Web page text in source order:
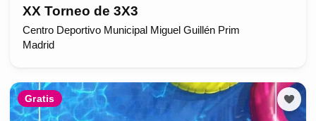
XX Torneo de 3X3
Centro Deportivo Municipal Miguel Guillén Prim
Madrid
Gratis